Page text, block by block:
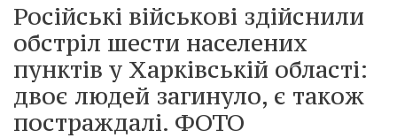
Російські військові здійснили
обстріл шести населених
пунктів у Харківській області:
двоє людей загинуло, є також
постраждалі. ФОТО